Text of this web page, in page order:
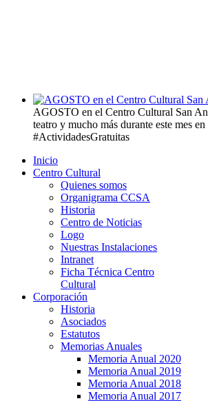
AGOSTO en el Centro Cultural San
teatro y mucho más durante este mes
#ActividadesGratuitas
Inicio
Centro Cultural
Quienes somos
Organigrama CCSA
Historia
Centro de Noticias
Logo
Nuestras Instalaciones
Intranet
Ficha Técnica Centro
Cultural
Corporación
Historia
Asociados
Estatutos
Memorias Anuales
Memoria Anual 2020
Memoria Anual 2019
Memoria Anual 2018
Memoria Anual 2017